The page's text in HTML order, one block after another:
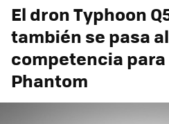
El dron Typhoon
también se pasa
competencia para
Phantom